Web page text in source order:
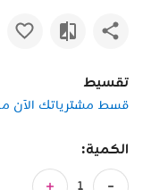
تقسيط
قسط مشترياتك الآن
الكمية: